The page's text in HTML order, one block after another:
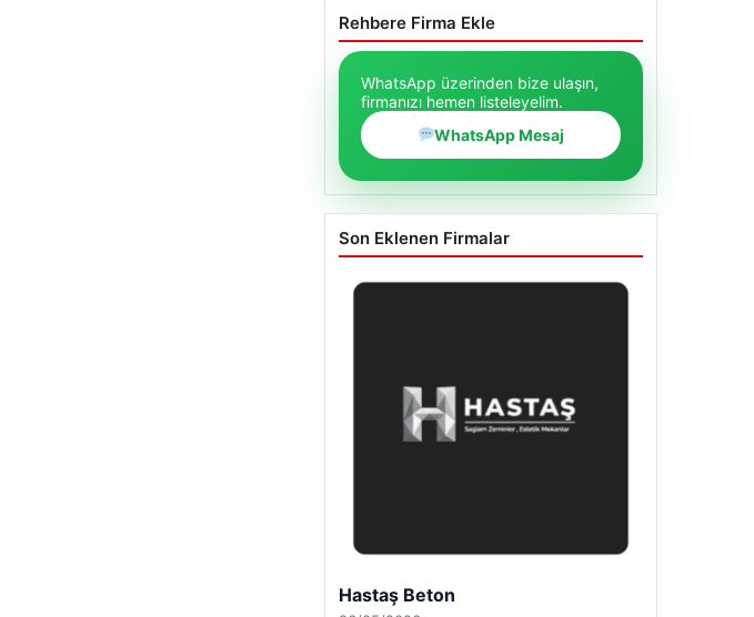
Rehbere Firma Ekle
WhatsApp üzerinden bize ulaşın,
firmanızı hemen listeleyelim.
WhatsApp Mesaj
Son Eklenen Firmalar
Enes Kaplan Avukatlık Bürosu